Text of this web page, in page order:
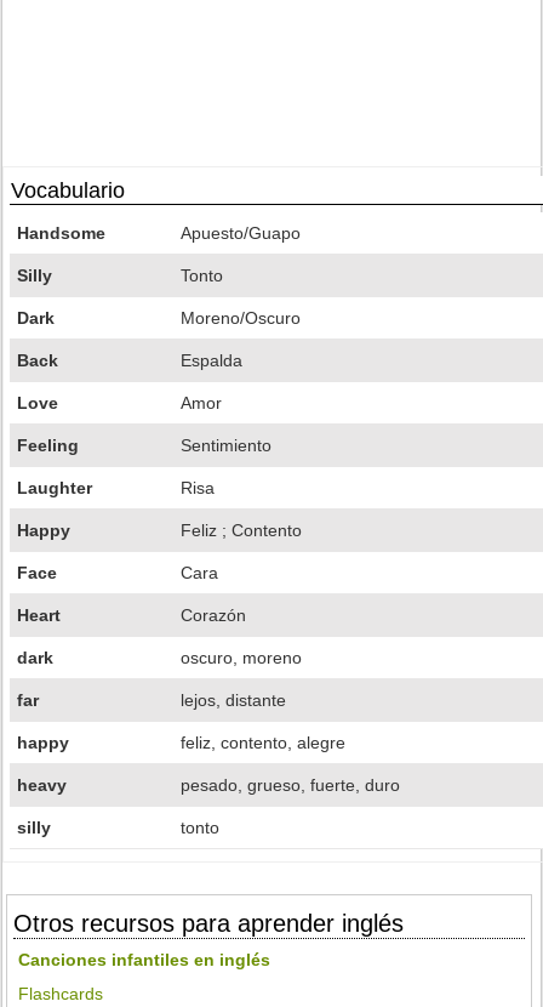
Vocabulario
Handsome Apuesto/Guapo
Silly Tonto
Dark Moreno/Oscuro
Back Espalda
Love Amor
Feeling Sentimiento
Laughter Risa
Happy Feliz ; Contento
Face Cara
Heart Corazón
dark oscuro, moreno
far lejos, distante
happy feliz, contento, alegre
heavy pesado, grueso, fuerte, duro
silly tonto
Otros recursos para aprender inglés
Canciones infantiles en inglés
Flashcards